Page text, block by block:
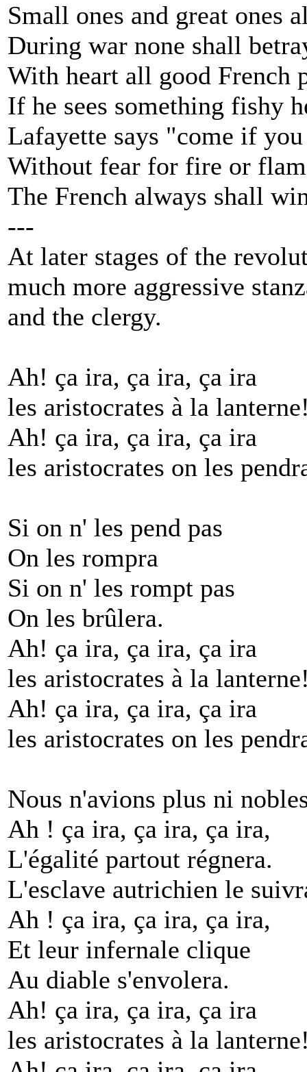
Small ones and great ones
During war none shall
With heart all good French
If he sees something fishy
Lafayette says "come if
Without fear for fire or
The French always shall
---
At later stages of the
much more aggressive
and the clergy.
Ah! ça ira, ça ira, ça ira
les aristocrates à la
Ah! ça ira, ça ira, ça ira
les aristocrates on les
Si on n' les pend pas
On les rompra
Si on n' les rompt pas
On les brûlera.
Ah! ça ira, ça ira, ça ira
les aristocrates à la
Ah! ça ira, ça ira, ça ira
les aristocrates on les
Nous n'avions plus ni
Ah ! ça ira, ça ira, ça ira,
L'égalité partout régnera.
L'esclave autrichien le
Ah ! ça ira, ça ira, ça ira,
Et leur infernale clique
Au diable s'envolera.
Ah! ça ira, ça ira, ça ira
les aristocrates à la